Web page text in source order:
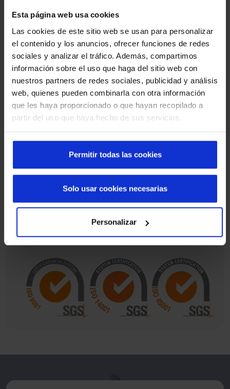
Esta página web usa cookies
Las cookies de este sitio web se usan para personalizar
el contenido y los anuncios, ofrecer funciones de redes
sociales y analizar el tráfico. Además, compartimos
información sobre el uso que haga del sitio web con
nuestros partners de redes sociales, publicidad y análisis
web, quienes pueden combinarla con otra información
que les haya proporcionado o que hayan recopilado a
partir del uso que haya hecho de sus servicios.
Permitir todas las cookies
Personalizar
Solo usar cookies necesarias
minimizando el impacto logístico de nuestras
operaciones.
Más allá del cumplimiento:
innovación responsable
(gestión ambiental), ISO 9001 (gestión de calidad)
ISO 45001 (gestión de seguridad y salud en el
el diseño, desarrollando productos que mejoran la
eficiencia energética de los edificios al contribuir con
el aislamiento térmico y la bioconstrucción.